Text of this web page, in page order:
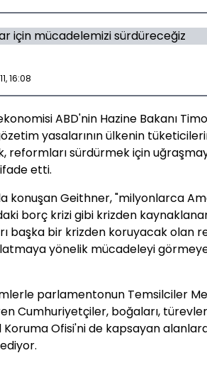
16:08
ABD'nin Hazine Bakanı
yasalarının ülkenin
reformları sürdürmek için
etti.
konuşan Geithner, "milyonlarca
borç krizi gibi krizden
başka bir krizden koruyacak olan
yönelik mücadeleyi
parlamentonun Temsilciler
Cumhuriyetçiler, boğaları,
Ofisi'ni de kapsayan